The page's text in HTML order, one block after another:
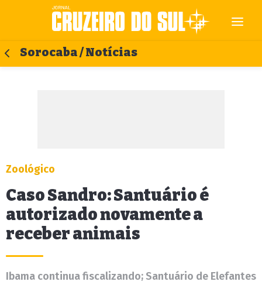
Sorocaba / Notícias
Zoológico
Caso Sandro: Santuário é
autorizado novamente a
receber animais
Ibama continua fiscalizando; Santuário de Elefantes